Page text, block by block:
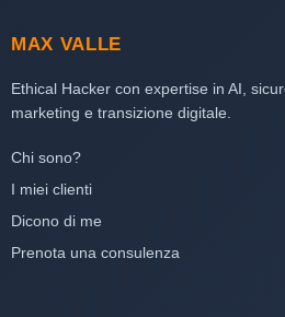
MAX VALLE
Ethical Hacker con expertise in AI,
marketing e transizione digitale.
Chi sono?
I miei clienti
Dicono di me
Prenota una consulenza